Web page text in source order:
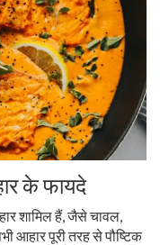
के फायदे
शामिल हैं, जैसे चावल,
आहार पूरी तरह से पौष्टिक